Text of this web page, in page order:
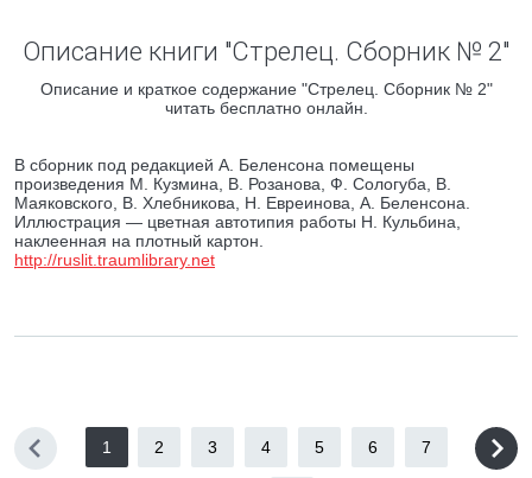
Описание книги "Стрелец. Сборник № 2"
Описание и краткое содержание "Стрелец. Сборник № 2"
читать бесплатно онлайн.
В сборник под редакцией А. Беленсона помещены
произведения М. Кузмина, В. Розанова, Ф. Сологуба, В.
Маяковского, В. Хлебникова, Н. Евреинова, А. Беленсона.
Иллюстрация — цветная автотипия работы Н. Кульбина,
наклеенная на плотный картон.
http://ruslit.traumlibrary.net
1 2 3 4 5 6 7